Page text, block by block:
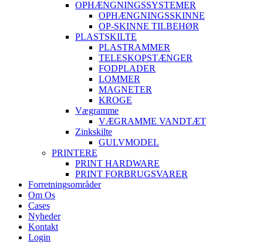
OPHÆNGNINGSSYSTEMER
OPHÆNGNINGSSKINNE
OP-SKINNE TILBEHØR
PLASTSKILTE
PLASTRAMMER
TELESKOPSTÆNGER
FODPLADER
LOMMER
MAGNETER
KROGE
Vægramme
VÆGRAMME VANDTÆT
Zinkskilte
GULVMODEL
PRINTERE
PRINT HARDWARE
PRINT FORBRUGSVARER
Forretningsområder
Om Os
Cases
Nyheder
Kontakt
Login